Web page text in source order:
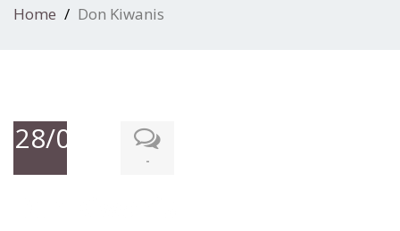
Home Don Kiwanis
28/08/2020
-